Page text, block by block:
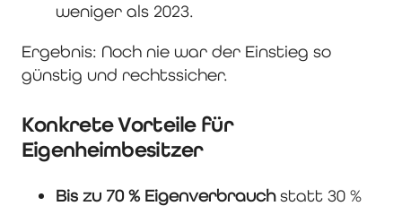
weniger als 2023.
Ergebnis: Noch nie war der Einstieg so
günstig und rechtssicher.
Konkrete Vorteile für
Eigenheimbesitzer
Bis zu 70 % Eigenverbrauchstatt 30 %